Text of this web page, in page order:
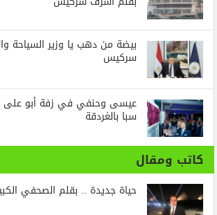
بيضة من دهب يا وزير السياحة
سركيس
عيسى وحنفي في زفة أبو على
سبا بالغردقة
كاتب ومقال
حياة جديدة .. بقلم الصحفي